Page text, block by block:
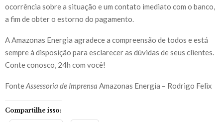
ocorrência sobre a situação e um contato imediato com o banco,
a fim de obter o estorno do pagamento.
A Amazonas Energia agradece a compreensão de todos e está
sempre à disposição para esclarecer as dúvidas de seus clientes.
Conte conosco, 24h com você!
FonteAssessoria de Imprensa Amazonas Energia – Rodrigo Felix
Compartilhe isso: